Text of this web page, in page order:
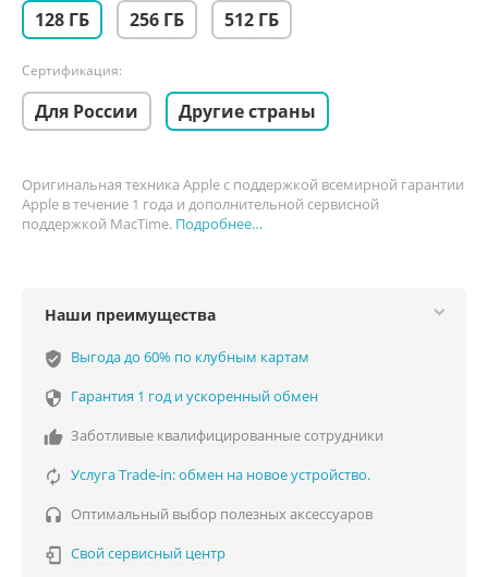
128 ГБ 256 ГБ 512 ГБ
Сертификация:
Для России Другие страны
Оригинальная техника Apple с поддержкой всемирной гарантии
Apple в течение 1 года и дополнительной сервисной
поддержкой MacTime. Подробнее…
Наши преимущества
verified_user Выгода до 60% по клубным картам
 Гарантия 1 год и ускоренный обмен
 Заботливые квалифицированные сотрудники
 Услуга Trade-in: обмен на новое устройство.
 Оптимальный выбор полезных аксессуаров
 Свой сервисный центр